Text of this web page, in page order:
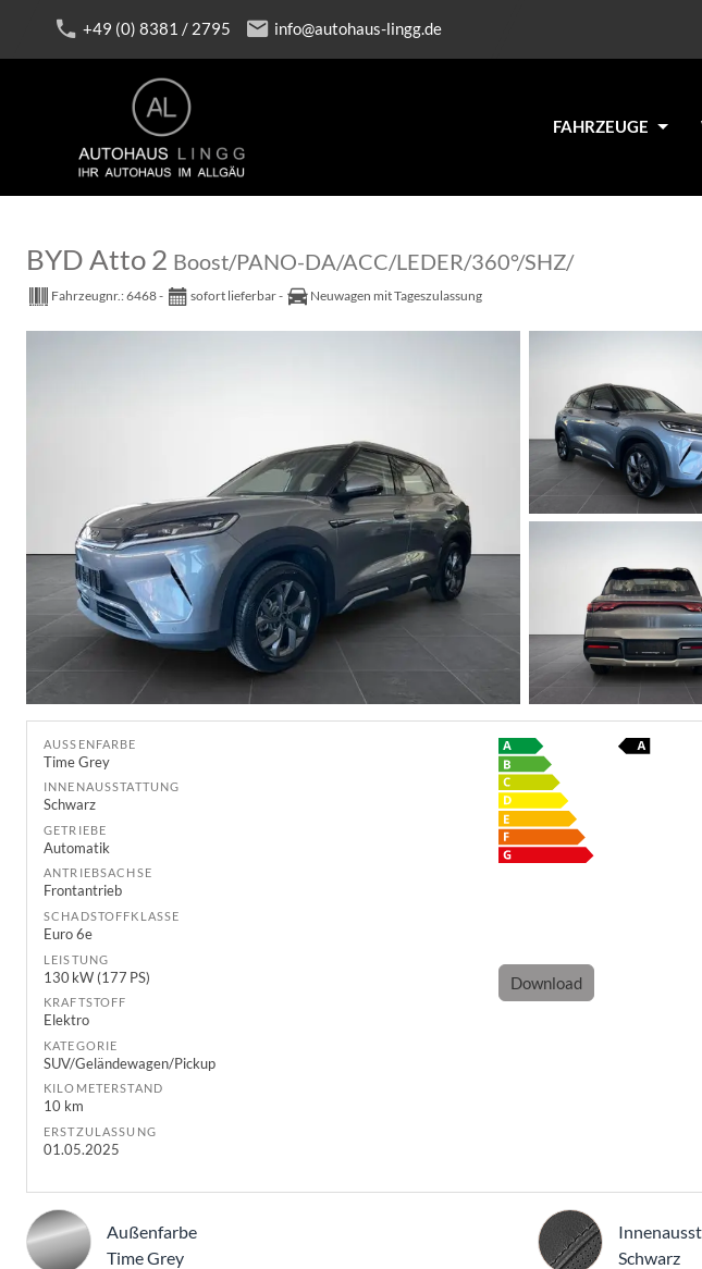
+49 (0) 8381 / 2795 info@autohaus-lingg.de
FAHRZEUGE
BYD Atto 2 Boost/PANO-DA/ACC/LEDER/360°/SHZ/
Fahrzeugnr.:6468 sofort lieferbar Neuwagen mit Tageszulassung
AUSSENFARBE
Time Grey
INNENAUSSTATTUNG
Schwarz
GETRIEBE
Automatik
ANTRIEBSACHSE
Frontantrieb
SCHADSTOFFKLASSE
Euro 6e
LEISTUNG
130 kW (177 PS)
KRAFTSTOFF
Elektro
KATEGORIE
SUV/Geländewagen/Pickup
KILOMETERSTAND
10 km
ERSTZULASSUNG
01.05.2025
Download
Außenfarbe
Time Grey
Innenausstattung
Schwarz